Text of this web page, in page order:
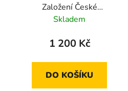
Založení České
amatérské atletické
nejstaršího běhu
standard
Skladem
1 200 Kč
DO KOŠÍKU